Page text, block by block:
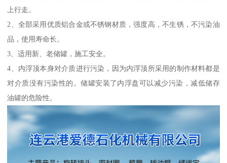
上行走。
2、全部采用优质铝合金或不锈钢材质，强度高，不生锈，不污染油
品，使用寿命长。
3、适用新、老储罐，施工安全。
4、内浮顶本身对介质进行污染，因为内浮顶所采用的制作材料都是
对介质没有污染性的。储罐安装了内浮盘可以减少污染，减低储存
油罐的危险性。